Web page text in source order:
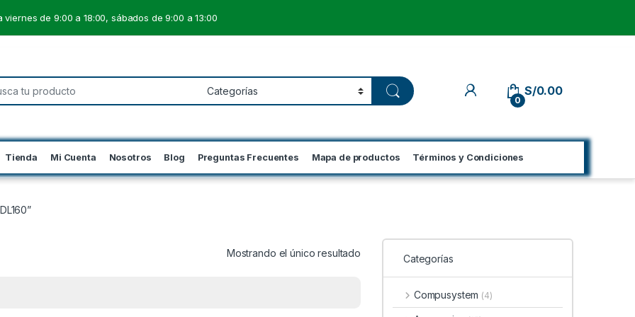
viernes de 9:00 a 18:00, sábados de 9:00 a 13:00
for:
My Account
0
S/0.00
Tienda Mi Cuenta Nosotros Blog Preguntas Frecuentes Mapa de productos Términos y Condiciones
Mostrando el único resultado Categorías
Compusystem (4)